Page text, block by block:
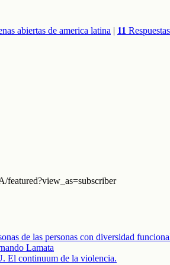
abiertas de america latina | 11 Respuestas
de las personas con diversidad
Lamata
continuum de la violencia.